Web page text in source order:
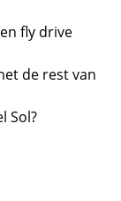
fly drive
de rest van
Sol?